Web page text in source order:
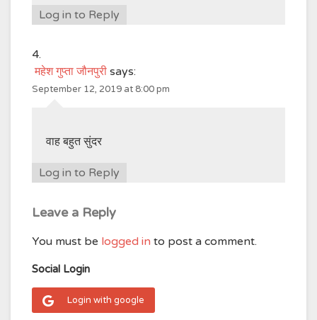
Log in to Reply
महेश गुप्ता जौनपुरी says:
September 12, 2019 at 8:00 pm
वाह बहुत सुंदर
Log in to Reply
Leave a Reply
You must be logged in to post a comment.
Social Login
Login with google